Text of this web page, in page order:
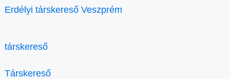
Erdélyi társkereső Veszprém
társkereső
Társkereső